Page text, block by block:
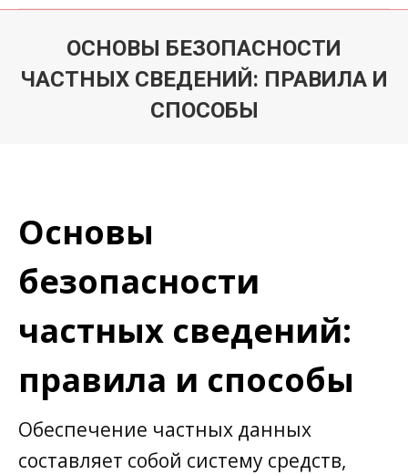
ОСНОВЫ БЕЗОПАСНОСТИ
ЧАСТНЫХ СВЕДЕНИЙ: ПРАВИЛА И
СПОСОБЫ
Основы
безопасности
частных сведений:
правила и способы
Обеспечение частных данных
составляет собой систему средств,